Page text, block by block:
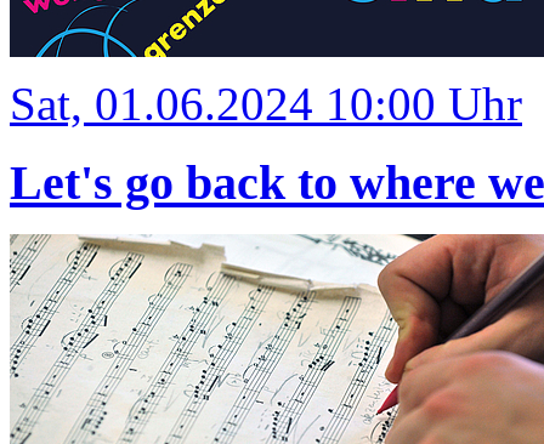
Sat, 01.06.2024 10:00 Uhr
Let's go back to where